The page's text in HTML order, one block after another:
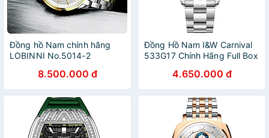
Đồng hồ Nam chính hãng
LOBINNI No.5014-2
8.500.000 đ
Đồng Hồ Nam I&W Carnival
533G17 Chính Hãng Full Box
Xước Dây Thép Cao Cấp BH
60T (Máy Cơ Tự Động)
4.650.000 đ